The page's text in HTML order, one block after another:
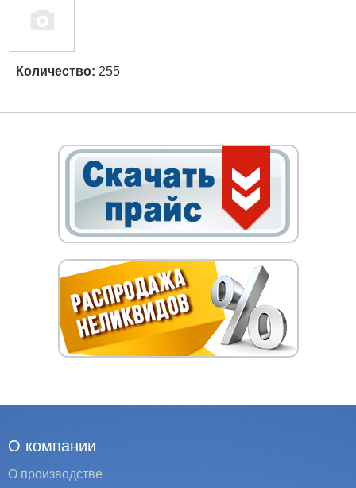
Количество: 255
О компании
О производстве